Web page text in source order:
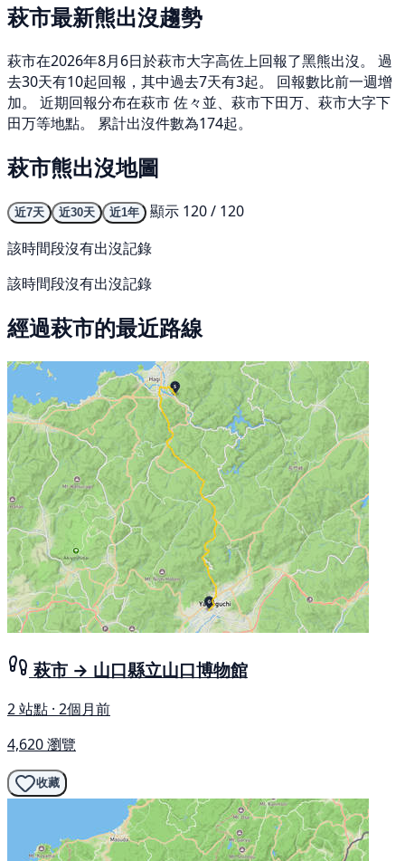
萩市最新熊出沒趨勢
萩市在2026年8月6日於萩市大字高佐上回報了黑熊出沒。 過
去30天有10起回報，其中過去7天有3起。 回報數比前一週增
加。 近期回報分布在萩市 佐々並、萩市下田万、萩市大字下
田万等地點。 累計出沒件數為174起。
萩市熊出沒地圖
近7天 近30天 近1年
顯示 120 / 120
該時間段沒有出沒記錄
該時間段沒有出沒記錄
經過萩市的最近路線
萩市 → 山口縣立山口博物館
2 站點 · 2個月前
4,620 瀏覽
收藏